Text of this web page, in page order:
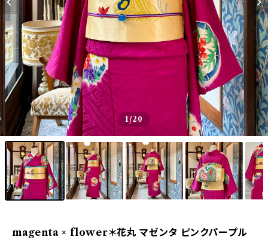
1/20
magenta × flower＊花丸 マゼンタ ピンクパープル